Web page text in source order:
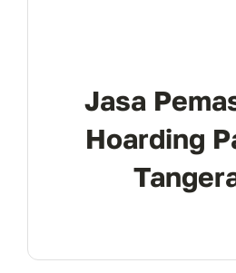
Jasa
Hoarding